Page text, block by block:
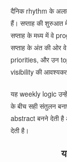
दैनिक rhythm के
हैं। सप्ताह की शुरुआत
सप्ताह के मध्य में वे
सप्ताह के अंत की ओर
priorities, और उन
visibility की
यह weekly logic
के बीच सही संतुलन
abstract बनने देती
देती है।